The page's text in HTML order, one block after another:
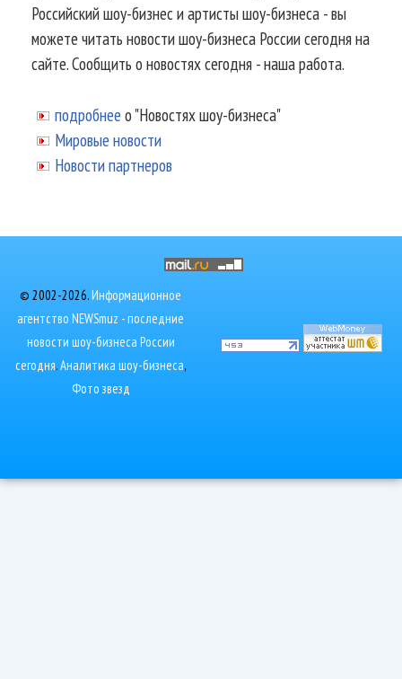
Российский шоу-бизнес и артисты шоу-бизнеса - вы
можете читать новости шоу-бизнеса России сегодня на
сайте. Сообщить о новостях сегодня - наша работа.
подробнее о "Новостях шоу-бизнеса"
Мировые новости
Новости партнеров
© 2002-2026.Информационное
агентство NEWSmuz - последние
новости шоу-бизнеса России
сегодня.Аналитика шоу-бизнеса,
Фото звезд